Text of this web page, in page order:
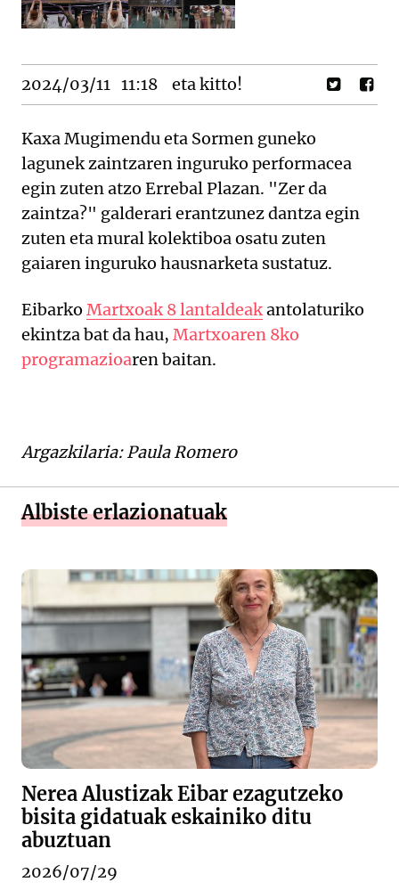
2024/03/11 11:18 eta kitto!
Kaxa Mugimendu eta Sormen guneko
lagunek zaintzaren inguruko performacea
egin zuten atzo Errebal Plazan. "Zer da
zaintza?" galderari erantzunez dantza egin
zuten eta mural kolektiboa osatu zuten
gaiaren inguruko hausnarketa sustatuz.
Eibarko Martxoak 8 lantaldeakantolaturiko
ekintza bat da hau, Martxoaren 8ko
programazioaren baitan.
Argazkilaria: Paula Romero
Albiste erlazionatuak
Nerea Alustizak Eibar ezagutzeko
bisita gidatuak eskainiko ditu
abuztuan
2026/07/29